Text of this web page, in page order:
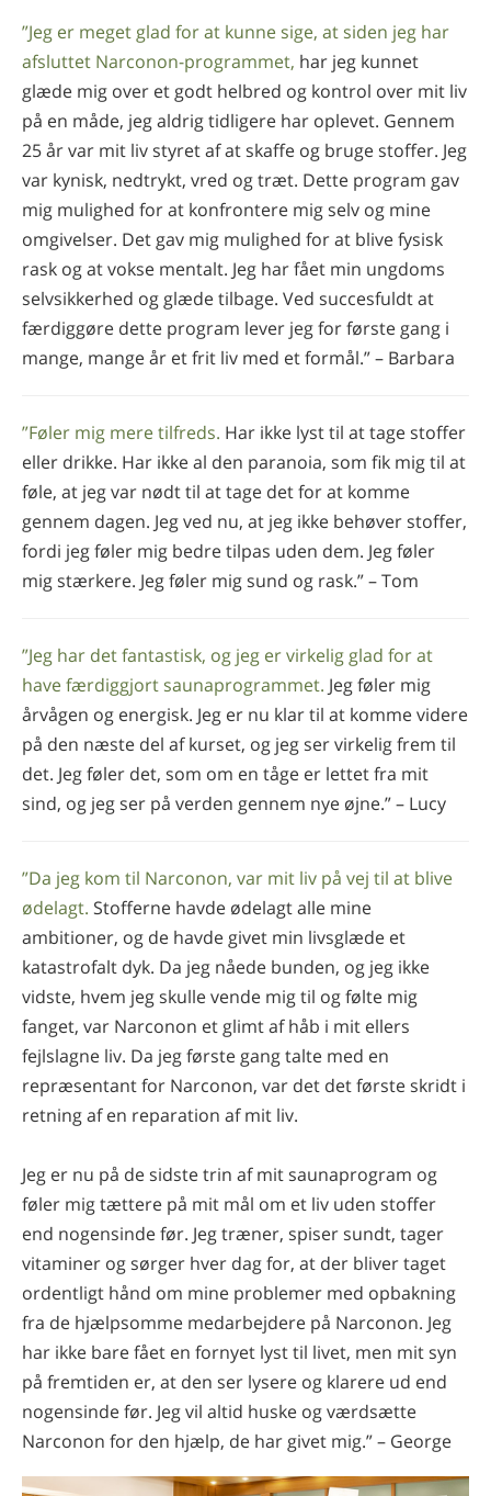
”Jeg er meget glad for at kunne sige, at siden jeg har
afsluttet Narconon-programmet, har jeg kunnet
glæde mig over et godt helbred og kontrol over mit liv
på en måde, jeg aldrig tidligere har oplevet. Gennem
25 år var mit liv styret af at skaffe og bruge stoffer. Jeg
var kynisk, nedtrykt, vred og træt. Dette program gav
mig mulighed for at konfrontere mig selv og mine
omgivelser. Det gav mig mulighed for at blive fysisk
rask og at vokse mentalt. Jeg har fået min ungdoms
selvsikkerhed og glæde tilbage. Ved succesfuldt at
færdiggøre dette program lever jeg for første gang i
mange, mange år et frit liv med et formål.” – Barbara
”Føler mig mere tilfreds. Har ikke lyst til at tage stoffer
eller drikke. Har ikke al den paranoia, som fik mig til at
føle, at jeg var nødt til at tage det for at komme
gennem dagen. Jeg ved nu, at jeg ikke behøver stoffer,
fordi jeg føler mig bedre tilpas uden dem. Jeg føler
mig stærkere. Jeg føler mig sund og rask.” – Tom
”Jeg har det fantastisk, og jeg er virkelig glad for at
have færdiggjort sauna­programmet. Jeg føler mig
årvågen og energisk. Jeg er nu klar til at komme videre
på den næste del af kurset, og jeg ser virkelig frem til
det. Jeg føler det, som om en tåge er lettet fra mit
sind, og jeg ser på verden gennem nye øjne.” – Lucy
”Da jeg kom til Narconon, var mit liv på vej til at blive
ødelagt. Stofferne havde ødelagt alle mine
ambitioner, og de havde givet min livsglæde et
katastrofalt dyk. Da jeg nåede bunden, og jeg ikke
vidste, hvem jeg skulle vende mig til og følte mig
fanget, var Narconon et glimt af håb i mit ellers
fejlslagne liv. Da jeg første gang talte med en
repræsentant for Narconon, var det det første skridt i
retning af en reparation af mit liv.
Jeg er nu på de sidste trin af mit saunaprogram og
føler mig tættere på mit mål om et liv uden stoffer
end nogensinde før. Jeg træner, spiser sundt, tager
vitaminer og sørger hver dag for, at der bliver taget
ordentligt hånd om mine problemer med opbakning
fra de hjælpsomme medarbejdere på Narconon. Jeg
har ikke bare fået en fornyet lyst til livet, men mit syn
på fremtiden er, at den ser lysere og klarere ud end
nogensinde før. Jeg vil altid huske og værdsætte
Narconon for den hjælp, de har givet mig.” – George